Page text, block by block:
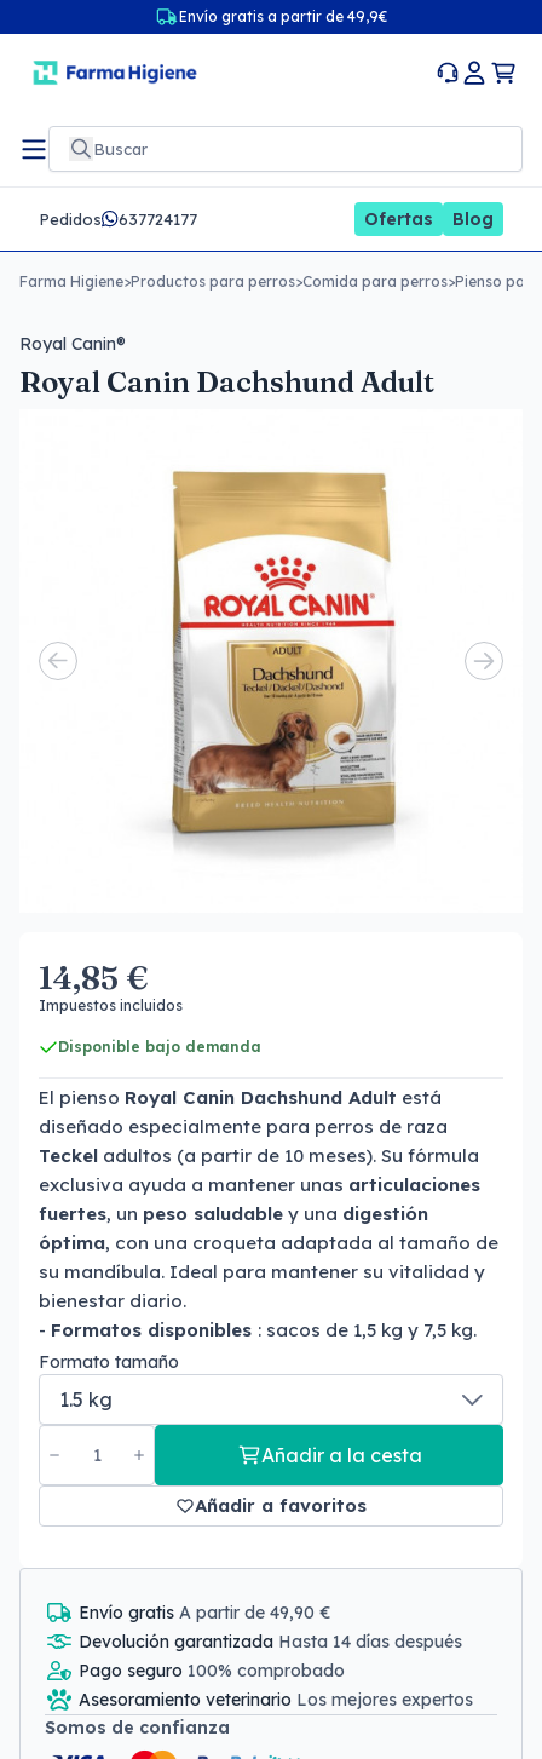
Envío gratis a partir de 49,9€
Pedidos 637724177 Ofertas Blog
Farma Higiene>Productos para perros>Comida para perros>Pienso
Royal Canin®
Royal Canin Dachshund Adult
14,85 €
Impuestos incluidos
Disponible bajo demanda
El pienso Royal Canin Dachshund Adult está
diseñado especialmente para perros de raza
Teckel adultos (a partir de 10 meses). Su fórmula
exclusiva ayuda a mantener unas articulaciones
fuertes, un peso saludable y una digestión
óptima, con una croqueta adaptada al tamaño de
su mandíbula. Ideal para mantener su vitalidad y
bienestar diario.
- Formatos disponibles : sacos de 1,5 kg y 7,5 kg.
Formato tamaño
Añadir a la cesta
Añadir a favoritos
Envío gratis A partir de 49,90 €
Devolución garantizada Hasta 14 días después
Pago seguro 100% comprobado
Asesoramiento veterinario Los mejores expertos
Somos de confianza